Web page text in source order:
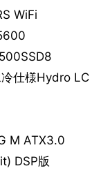
WiFi
仕様Hydro LC
M ATX3.0
DSP版